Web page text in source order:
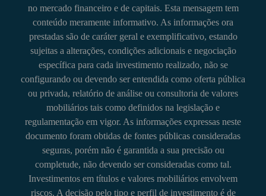
no mercado financeiro e de capitais. Esta mensagem tem
conteúdo meramente informativo. As informações ora
prestadas são de caráter geral e exemplificativo, estando
sujeitas a alterações, condições adicionais e negociação
específica para cada investimento realizado, não se
configurando ou devendo ser entendida como oferta pública
ou privada, relatório de análise ou consultoria de valores
mobiliários tais como definidos na legislação e
regulamentação em vigor. As informações expressas neste
documento foram obtidas de fontes públicas consideradas
seguras, porém não é garantida a sua precisão ou
completude, não devendo ser consideradas como tal.
Investimentos em títulos e valores mobiliários envolvem
riscos. A decisão pelo tipo e perfil de investimento é de